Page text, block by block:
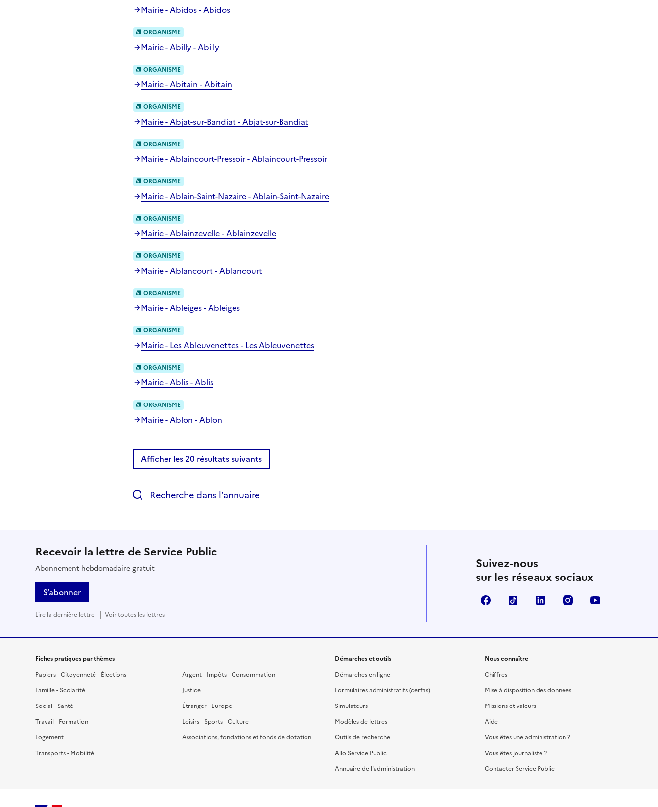
Mairie - Abidos - Abidos
ORGANISME
Mairie - Abilly - Abilly
ORGANISME
Mairie - Abitain - Abitain
ORGANISME
Mairie - Abjat-sur-Bandiat - Abjat-sur-Bandiat
ORGANISME
Mairie - Ablaincourt-Pressoir - Ablaincourt-Pressoir
ORGANISME
Mairie - Ablain-Saint-Nazaire - Ablain-Saint-Nazaire
ORGANISME
Mairie - Ablainzevelle - Ablainzevelle
ORGANISME
Mairie - Ablancourt - Ablancourt
ORGANISME
Mairie - Ableiges - Ableiges
ORGANISME
Mairie - Les Ableuvenettes - Les Ableuvenettes
ORGANISME
Mairie - Ablis - Ablis
ORGANISME
Mairie - Ablon - Ablon
Afficher les 20 résultats suivants
Recherche dans l’annuaire
Recevoir la lettre de Service Public
Abonnement hebdomadaire gratuit
S’abonner
Lire la dernière lettre Voir toutes les lettres
Suivez-nous
sur les réseaux sociaux
FacebookTikTok LinkedIn Instagram
Fiches pratiques par thèmes
Papiers - Citoyenneté - Élections
Famille - Scolarité
Social - Santé
Travail - Formation
Logement
Transports - Mobilité
Argent - Impôts - Consommation
Justice
Étranger - Europe
Loisirs - Sports - Culture
Associations, fondations et fonds de dotation
Démarches et outils
Démarches en ligne
Formulaires administratifs (cerfas)
Simulateurs
Modèles de lettres
Outils de recherche
Allo Service Public
Annuaire de l'administration
Nous connaître
Chiffres
Mise à disposition des données
Missions et valeurs
Aide
Vous êtes une administration ?
Vous êtes journaliste ?
Contacter Service Public